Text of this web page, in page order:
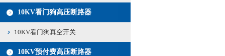
10KV看门狗高压断路器
10KV看门狗真空开关
10KV预付费高压断路器